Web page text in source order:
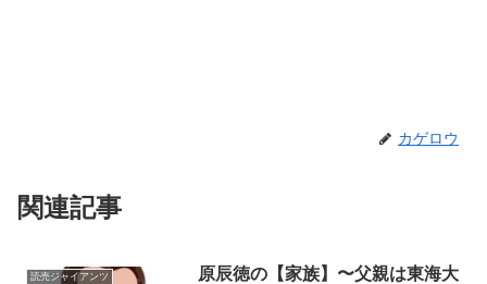
カゲロウ
関連記事
読売ジャイアンツ
原辰徳の【家族】〜父親は東海大